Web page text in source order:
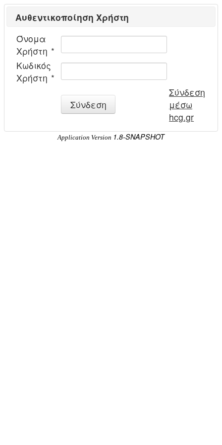
Αυθεντικοποίηση Χρήστη
Όνομα
Χρήστη *
Κωδικός
Χρήστη *
Σύνδεση
Σύνδεση
μέσω
hcg.gr
Application Version 1.8-SNAPSHOT